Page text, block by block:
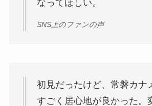
なってほしい。
SNS上のファンの声
初見だったけど、常磐カナ
すごく居心地が良かった。